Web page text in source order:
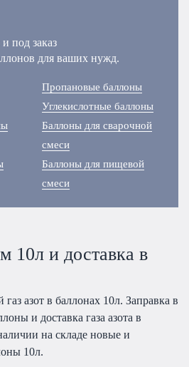
под заказ
для ваших нужд.
Пропановые баллоны
Углекислотные баллоны
Баллоны для сварочной
смеси
Баллоны для пищевой
смеси
10л и доставка в
азот в баллонах 10л. Заправка в
и доставка газа азота в
на складе новые и
10л.